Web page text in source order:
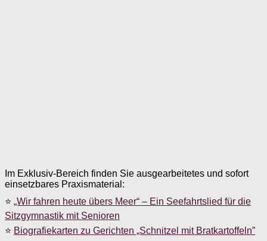
Im Exklusiv-Bereich finden Sie ausgearbeitetes und sofort
einsetzbares Praxismaterial:
⭐ „Wir fahren heute übers Meer“ – Ein Seefahrtslied für die
Sitzgymnastik mit Senioren
⭐ Biografiekarten zu Gerichten „Schnitzel mit Bratkartoffeln”